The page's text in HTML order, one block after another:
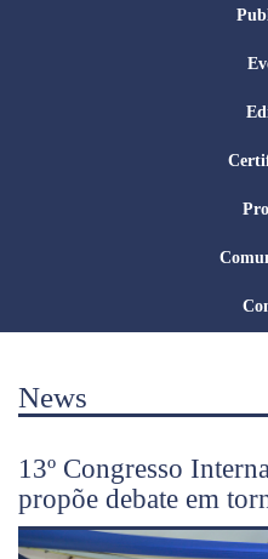
News
13º Congresso
propõe debate em